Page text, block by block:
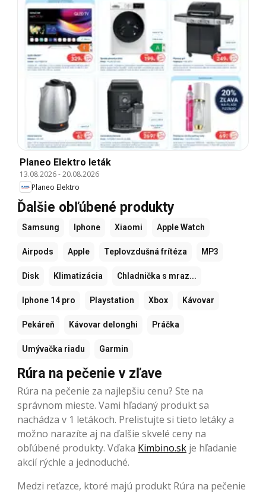
Planeo Elektro leták
13.08.2026-20.08.2026
Planeo Elektro
Ďalšie obľúbené produkty
Samsung Iphone Xiaomi Apple Watch
Airpods Apple Teplovzdušná frítéza MP3
Disk Klimatizácia Chladnička s mraz...
Iphone 14 pro Playstation Xbox Kávovar
Pekáreň Kávovar delonghi Práčka
Umývačka riadu Garmin
Rúra na pečenie v zľave
Rúra na pečenie za najlepšiu cenu? Ste na
správnom mieste. Vami hľadaný produkt sa
nachádza v 1 letákoch. Prelistujte si tieto letáky a
možno narazíte aj na ďalšie skvelé ceny na
obľúbené produkty. Vďaka Kimbino.sk je hľadanie
akcií rýchle a jednoduché.
Medzi reťazce, ktoré majú produkt Rúra na pečenie